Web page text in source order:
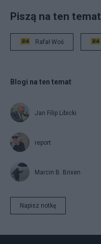
Piszą na ten temat
Rafał Woś
Blogi na ten temat
Jan Filip Libicki
report
Marcin B. Brixen
Napisz notkę